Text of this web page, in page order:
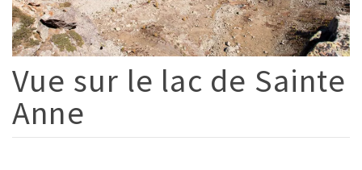
Vue sur le lac de Sainte
Anne